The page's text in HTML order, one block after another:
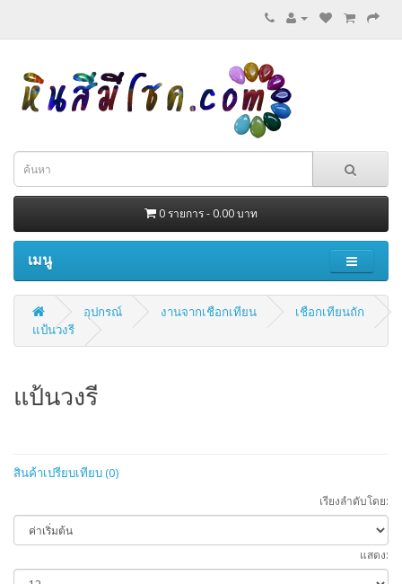
0 รายการ - 0.00 บาท
เมนู
อุปกรณ์ งานจากเชือกเทียน
เชือกเทียนถัก
แป้นวงรี
แป้นวงรี
สินค้าเปรียบเทียบ (0)
เรียงลำดับโดย:
แสดง: